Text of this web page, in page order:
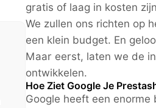
gratis of laag in kosten
We zullen ons richten op
een klein budget. En
Maar eerst, laten we de
ontwikkelen.
Hoe Ziet Google Je
Google heeft een